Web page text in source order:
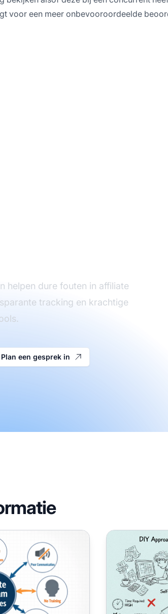
voor een meer onbevooroordeelde
helpen dure fouten in affiliate
tracking en krachtige
Plan een gesprek in
het Starten van een AffiliateHeb ik een